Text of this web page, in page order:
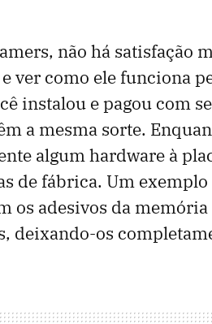
não há satisfação
ver como ele funciona
instalou e pagou com
a mesma sorte.
algum hardware à
de fábrica. Um
os adesivos da memória
deixando-os